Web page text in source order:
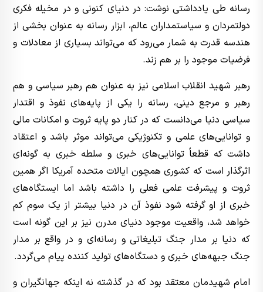
رسانه طی یادداشتی نوشت: در دنیای کنونی و در مخیله‌ فکری
دولتمردان و سیاستمداران عالم، ابزار رسانه به عنوان بخشی از
هندسه قدرت به شمار می‌رود که می‌تواند بسیاری از معادلات و
فرضیات موجود را بر هم زند.
رهبر شهید انقلاب اسلامی نیز به عنوان هم رهبر سیاسی و هم
رهبر و مرجع دینی، رسانه را یکی از پایه‌های نفوذ و اقتدار
سیاسی دنیا می‌دانست که در کنار دو پایه‌ ثروت و امکانات مالی
و توانایی‌های علمی و تکنوژیکی می‌تواند موثر باشد و اعتقاد
داشت که قطعاً توانایی‌های خبری و سلطه‌ خبری به گونه‌ای
اثرگذار است که کشوری همچون ایالات متحده آمریکا اگر همین
ثروت و پیشرفت علمی فعلی را داشته باشد اما ایستگاه‌های
خبری از او گرفته شود نفوذ آن در دنیا بیشتر از یک سوم کم
خواهد شد، واقعیت موجود دنیای مدرن نیز بر این گونه است
که دنیا بر مدار جنگ تبلیغاتی و رسانه‌ای و در واقع بر مدار
جنگ جبهه‌های خبری و دستگاه‌های تولید کننده‌ پیام می‌گردد.
امام شهیدمان معتقد بود که در گذشته نه اینکه جهانگیران و